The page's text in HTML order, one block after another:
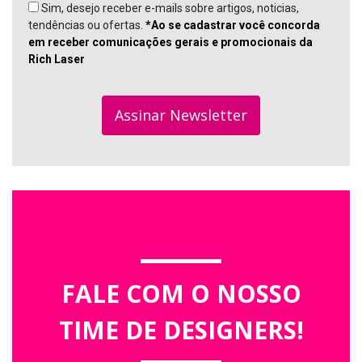
Sim, desejo receber e-mails sobre artigos, noticias,
tendências ou ofertas. *Ao se cadastrar você concorda
em receber comunicações gerais e promocionais da
Rich Laser
Assinar Newsletter
FALE COM O NOSSO
TIME DE DESIGNERS!